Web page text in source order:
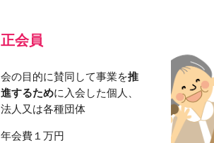
正会員
会の目的に賛同して事業を推
進するために入会した個人、
法人又は各種団体
年会費１万円